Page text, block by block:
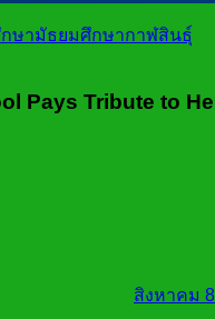
Pays Tribute to
สิงหาคม